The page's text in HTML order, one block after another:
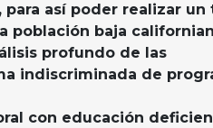
así poder realizar un
población baja
profundo de las
indiscriminada de
con educación